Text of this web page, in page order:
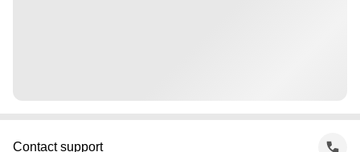
Contact support